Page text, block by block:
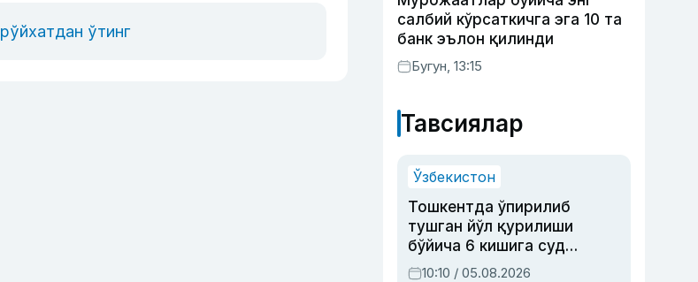
рўйхатдан ўтинг
салбий кўрсаткичга эга 10 та
банк эълон қилинди
Бугун, 13:15
Тавсиялар
Ўзбекистон
Тошкентда ўпирилиб
тушган йўл қурилиши
бўйича 6 кишига суд
ҳукми ўқилди
10:10 / 05.08.2026